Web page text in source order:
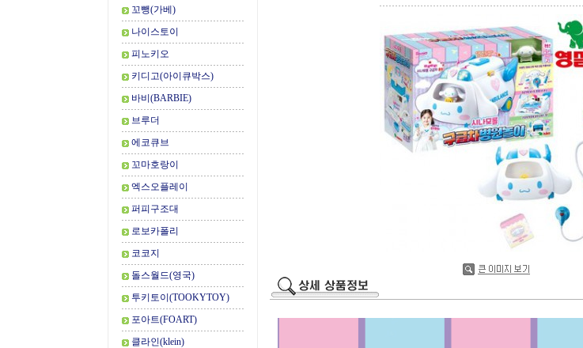
꼬뺑(가베)
나이스토이
피노키오
키디고(아이큐박스)
바비(BARBIE)
브루더
에코큐브
꼬마호랑이
엑스오플레이
퍼피구조대
로보카폴리
코코지
돌스월드(영국)
투키토이(TOOKYTOY)
포아트(FOART)
클라인(klein)